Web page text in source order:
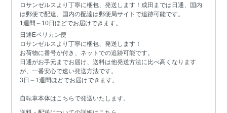
ロサンゼルスより丁寧に梱包、発送します！成田までは日通、国内
は郵便で配達、国内の配達は郵便局サイトで追跡可能です。
1週間～10日ほどでお届けできます。
日通Eペリカン便
ロサンゼルスより丁寧に梱包、発送します！
お荷物に番号が付き、ネットでの追跡可能です。
日通がお手元までお届け、送料は他発送方法に比べ高くなります
が、一番安心で速い発送方法です。
3日～1週間ほどでお届けできます。
自転車本体はこちらで発送いたします。